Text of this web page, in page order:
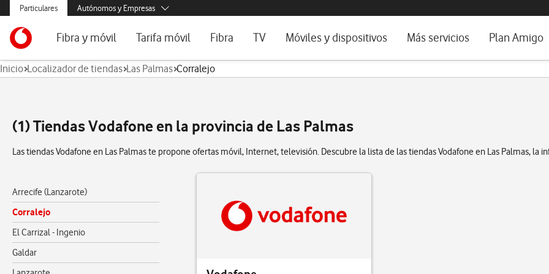
Menús secundarios. Enlace a particulares, empresas y autónomos, ayuda e idioma
Particulares
Menus de segmentación para empresas y autónomos
Autónomos y Empresas
Pymes
Grandes empresas
y AA.PP.
Ir a la pagina principal de vodafone.es
Fibra y móvil
Ofertas especiales
Tarifas Fibra y 2 Móvil
Tarifa móvil
Tarifas móvil contrato
Fibra
Tarifas de fibra
Consulta Cobertura
TV Móviles y dispositivos
Ver todos
Más servicios Plan Amigo
Inicio Localizador de tiendas Las Palmas Corralejo
(1) Tiendas Vodafone en la provincia de Las Palmas
Las tiendas Vodafone en Las Palmas te propone ofertas móvil, Internet, televisión. Descubre la lista de las tiendas Vodafone en Las Palmas,
Arrecife (Lanzarote)
Corralejo
El Carrizal - Ingenio
Galdar